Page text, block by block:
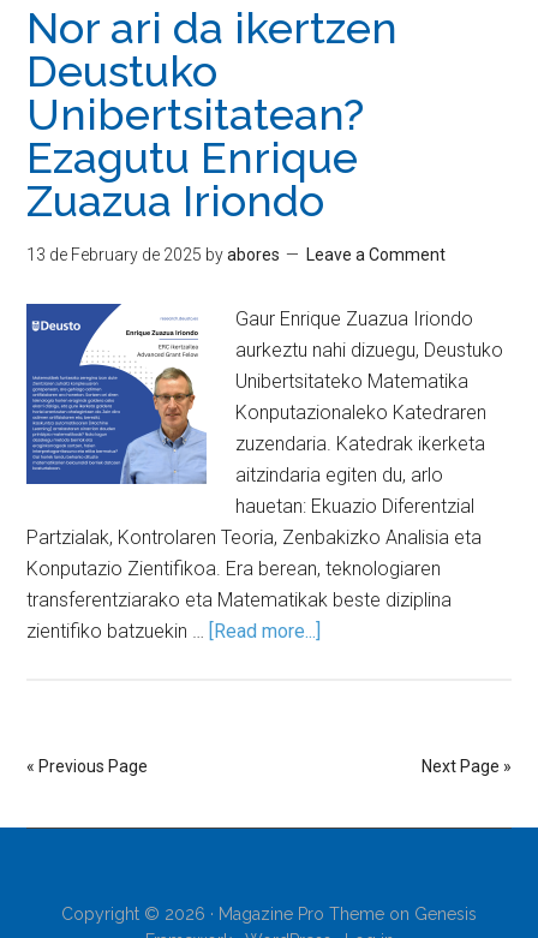
Nor ari da ikertzen
Deustuko
Unibertsitatean?
Ezagutu Enrique
Zuazua Iriondo
13 de February de 2025 byabores Leave a Comment
Gaur Enrique Zuazua Iriondo
aurkeztu nahi dizuegu, Deustuko
Unibertsitateko Matematika
Konputazionaleko Katedraren
zuzendaria. Katedrak ikerketa
aitzindaria egiten du, arlo
hauetan: Ekuazio Diferentzial
Partzialak, Kontrolaren Teoria, Zenbakizko Analisia eta
Konputazio Zientifikoa. Era berean, teknologiaren
transferentziarako eta Matematikak beste diziplina
zientifiko batzuekin … [Read more...]
« Previous Page Next Page »
Copyright © 2026 · Magazine Pro Theme on Genesis